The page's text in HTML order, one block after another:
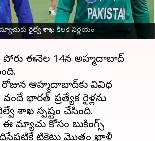
రైల్వే శాఖ కీలక నిర్ణయం
సమరం ప్రారంభమైంది. ఇక
కోసం కోసం ఎంతగానో
క్రికెట్ ఫ్యాన్స్‌కు రైల్వే శాఖ శుభవార్త
పోరు ఈనెల 14న అహ్మదాబాద్
ఆహ్మదాబాద్‌కు వివిధ
భారత్ ప్రత్యేక రైళ్లను
శాఖ స్పష్టం చేసింది.
కోసం బుకింగ్స్